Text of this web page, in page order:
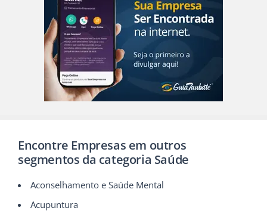
Encontre Empresas em outros
segmentos da categoria Saúde
Aconselhamento e Saúde Mental
Acupuntura